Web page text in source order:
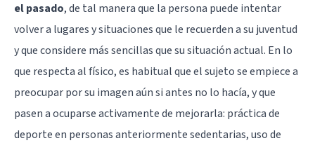
el pasado, de tal manera que la persona puede intentar
volver a lugares y situaciones que le recuerden a su juventud
y que considere más sencillas que su situación actual. En lo
que respecta al físico, es habitual que el sujeto se empiece a
preocupar por su imagen aún si antes no lo hacía, y que
pasen a ocuparse activamente de mejorarla: práctica de
deporte en personas anteriormente sedentarias, uso de